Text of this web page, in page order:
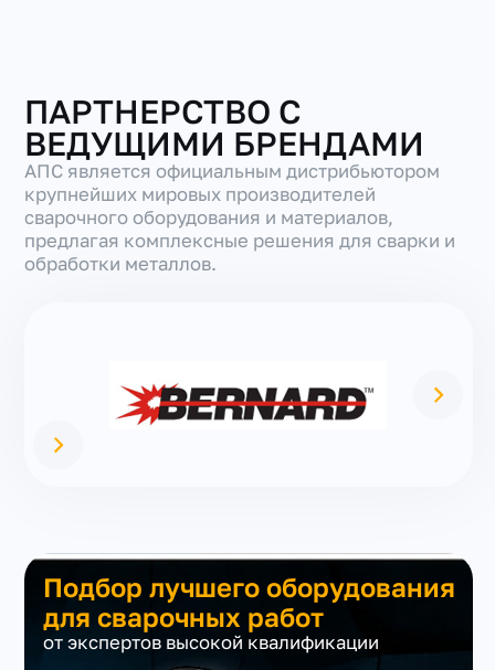
заказать звонок
ПАРТНЕРСТВО С
ВЕДУЩИМИ БРЕНДАМИ
АПС является официальным дистрибьютором
крупнейших мировых производителей
сварочного оборудования и материалов,
предлагая комплексные решения для сварки и
обработки металлов.
Подбор лучшего оборудования
для сварочных работ
от экспертов высокой квалификации